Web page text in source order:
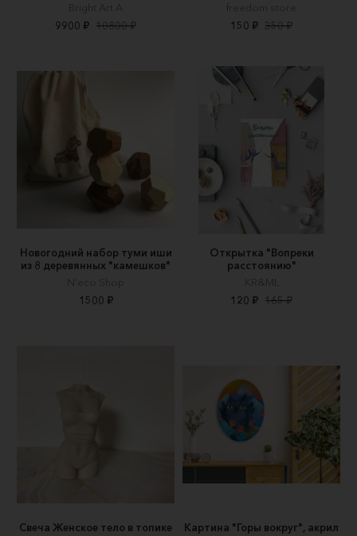
Bright Art A
9900 ₽ 10800 ₽
freedom store
150 ₽ 350 ₽
Новогодний набор туми иши
из 8 деревянных "камешков"
N'eco Shop
1500 ₽
Открытка "Вопреки
расстоянию"
KR&ML
120 ₽ 165 ₽
Свеча Женское тело в топике
Картина "Горы вокруг", акрил